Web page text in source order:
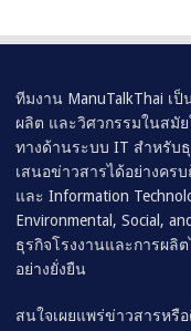
ทีมงาน ManuTalkThai เ
ผลิต และวิศวกรรมในสมั
ทางด้านระบบ IT สำหรับ
เสนอข่าวสารได้อย่างครบ
และ Information
Environmental, Social,
ธุรกิจโรงงานและการผลิ
อย่างยั่งยืน
สนใจเผยแพร่ข่าวสารห